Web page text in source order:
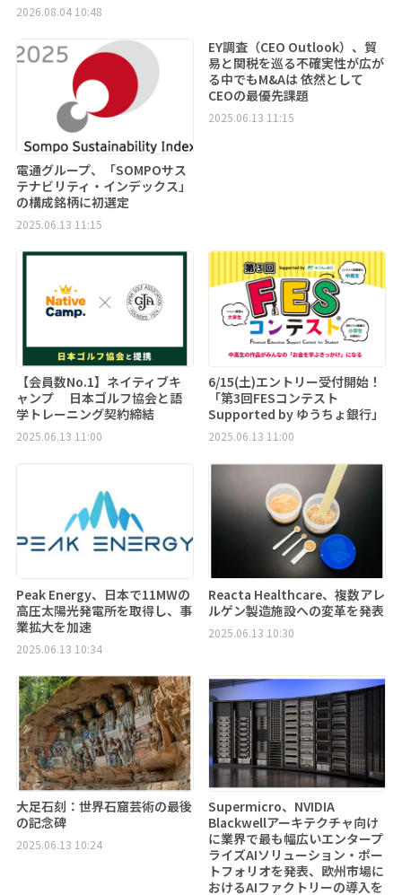
2026.08.04 10:48
電通グループ、「SOMPOサス
テナビリティ・インデックス」
の構成銘柄に初選定
2025.06.13 11:15
EY調査（CEO Outlook）、貿
易と関税を巡る不確実性が広が
る中でもM&Aは 依然として
CEOの最優先課題
2025.06.13 11:15
【会員数No.1】ネイティブキ
ャンプ 日本ゴルフ協会と語
学トレーニング契約締結
2025.06.13 11:00
6/15(土)エントリー受付開始！
「第3回FESコンテスト
Supported by ゆうちょ銀行」
2025.06.13 11:00
Peak Energy、日本で11MWの
高圧太陽光発電所を取得し、事
業拡大を加速
2025.06.13 10:34
Reacta Healthcare、複数アレ
ルゲン製造施設への変革を発表
2025.06.13 10:30
大足石刻：世界石窟芸術の最後
の記念碑
2025.06.13 10:24
Supermicro、NVIDIA
Blackwellアーキテクチャ向け
に業界で最も幅広いエンタープ
ライズAIソリューション・ポー
トフォリオを発表、欧州市場に
おけるAIファクトリーの導入を